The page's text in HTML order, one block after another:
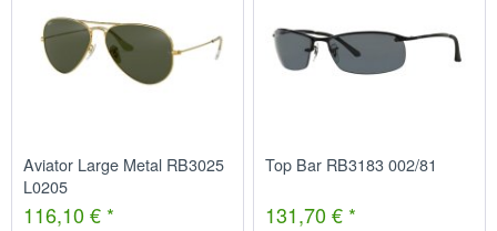
Aviator Large Metal RB3025
L0205
116,10 € *
Top Bar RB3183 002/81
131,70 € *